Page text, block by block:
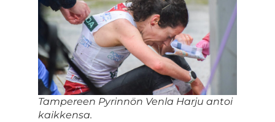
Tampereen Pyrinnön Venla Harju antoi
kaikkensa.